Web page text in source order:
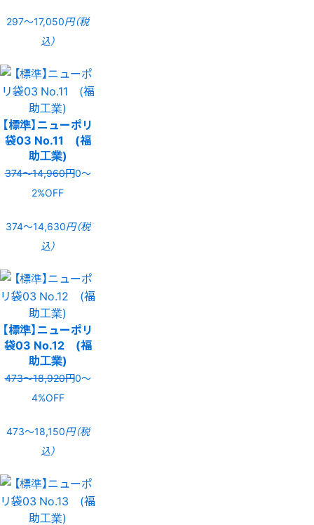
297〜17,050円（税
込）
【標準】ニューポリ
袋03 No.11 (福
助工業)
374〜14,960円0〜
2%OFF
374〜14,630円（税
込）
【標準】ニューポリ
袋03 No.12 (福
助工業)
473〜18,920円0〜
4%OFF
473〜18,150円（税
込）